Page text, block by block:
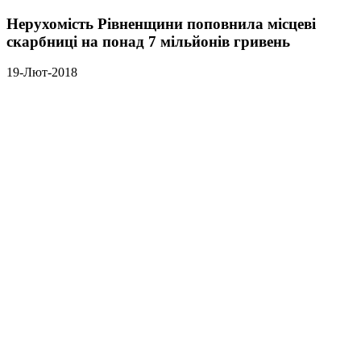
Нерухомість Рівненщини поповнила місцеві
скарбниці на понад 7 мільйонів гривень
19-Лют-2018